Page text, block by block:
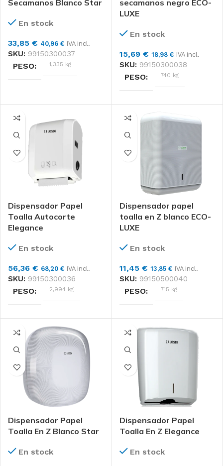
FORMATO
Secamanos Blanco Star
En stock
33,85 € 40,96 € IVA incl.
SKU: 99150300037
PESO 1,335 kg
23 × 26 × 35 cm
MARCAS Losdi
MATERIAL
ABS, Policarbonato
FORMATO
secamanos negro ECO-
LUXE
En stock
15,69 € 18,98 € IVA incl.
SKU: 99150300038
PESO 740 kg
DIMENSIONES
22 × 22 × 31 cm
FORMATO
MARCAS Losdi
Dispensador Papel
Toalla Autocorte
Elegance
En stock
56,36 € 68,20 € IVA incl.
SKU: 99150300036
PESO 2,994 kg
DIMENSIONES
23 × 30 × 40 cm
MARCAS
FORMATO Unidad
Dispensador papel
toalla en Z blanco ECO-
LUXE
En stock
11,45 € 13,85 € IVA incl.
SKU: 99150500040
PESO 715 kg
DIMENSIONES
13 × 27 × 36 cm
FORMATO
Dispensador Papel
Toalla En Z Blanco Star
En stock
Dispensador Papel
Toalla En Z Elegance
En stock